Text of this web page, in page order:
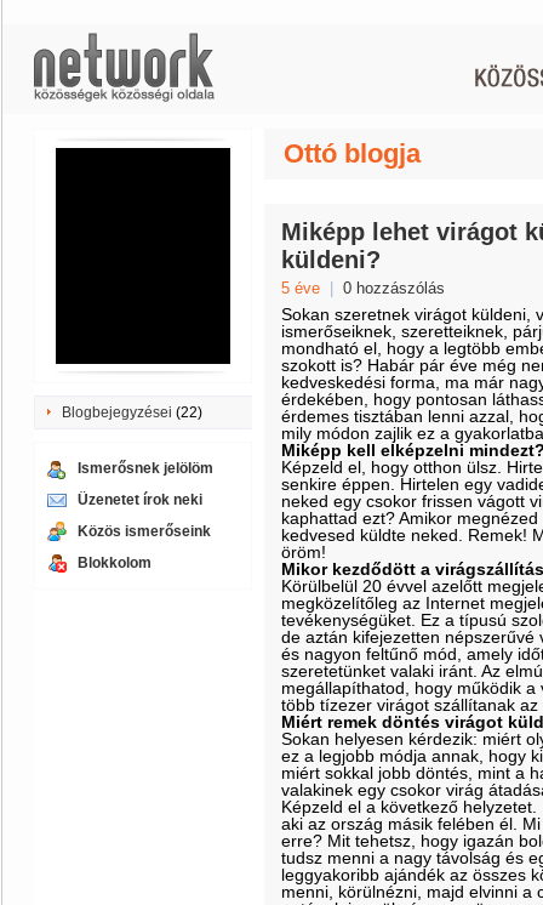
Blogbejegyzései (22)
Ismerősnek jelölöm
Üzenetet írok neki
Közös ismerőseink
Blokkolom
Ottó blogja
Miképp lehet virágot
küldeni?
5 éve 0 hozzászólás
Sokan szeretnek virágot küldeni,
ismerőseiknek, szeretteiknek,
mondható el, hogy a legtöbb
szokott is? Habár pár éve még
kedveskedési forma, ma már
érdekében, hogy pontosan
érdemes tisztában lenni azzal,
mily módon zajlik ez a
Miképp kell elképzelni
Képzeld el, hogy otthon ülsz.
senkire éppen. Hirtelen egy
neked egy csokor frissen vágott
kaphattad ezt? Amikor
kedvesed küldte neked. Remek!
öröm!
Mikor kezdődött a
Körülbelül 20 évvel azelőtt
megközelítőleg az Internet
tevékenységüket. Ez a típusú
de aztán kifejezetten
és nagyon feltűnő mód, amely
szeretetünket valaki iránt. Az
megállapíthatod, hogy működik
több tízezer virágot szállítanak
Miért remek döntés virágot
Sokan helyesen kérdezik: miért
ez a legjobb módja annak, hogy
miért sokkal jobb döntés, mint a
valakinek egy csokor virág
Képzeld el a következő
aki az ország másik felében él.
erre? Mit tehetsz, hogy igazán
tudsz menni a nagy távolság és
leggyakoribb ajándék az összes
menni, körülnézni, majd elvinni a